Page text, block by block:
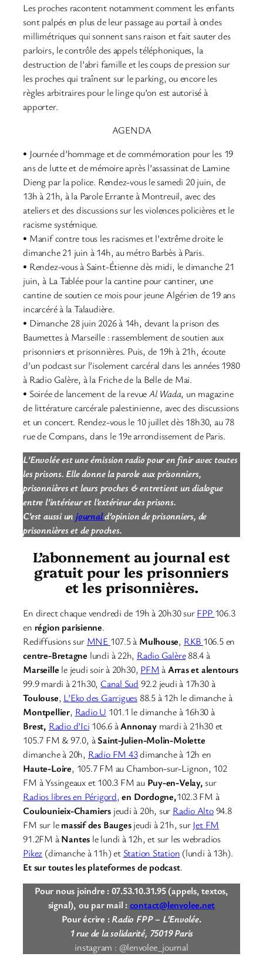
Les proches racontent notamment comment les enfants
sont palpés en plus de leur passage au portail à ondes
millimétriques qui sonnent sans raison et fait sauter des
parloirs, le contrôle des appels téléphoniques, la
destruction de l’abri famille et les coups de pression sur
les proches qui traînent sur le parking, ou encore les
règles arbitraires pour le linge qu’on est autorisé à
apporter.
AGENDA
• Journée d’hommage et de commémoration pour les 19
ans de lutte et de mémoire après l’assassinat de Lamine
Dieng par la police. Rendez-vous le samedi 20 juin, de
13h à 21h, à la Parole Errante à Montreuil, avec des
ateliers et des discussions sur les violences policières et le
racisme systémique.
• Manif contre tous les racismes et l’extrême droite le
dimanche 21 juin à 14h, au métro Barbès à Paris.
• Rendez-vous à Saint-Étienne dès midi, le dimanche 21
juin, à La Tablée pour la cantine pour cantiner, une
cantine de soutien ce mois pour jeune Algérien de 19 ans
incarcéré à la Talaudière.
• Dimanche 28 juin 2026 à 14h, devant la prison des
Baumettes à Marseille : rassemblement de soutien aux
prisonniers et prisonnières. Puis, de 19h à 21h, écoute
d’un podcast sur l’isolement carcéral dans les années 1980
à Radio Galère, à la Friche de la Belle de Mai.
• Soirée de lancement de la revueAl Wada, un magazine
de littérature carcérale palestinienne, avec des discussions
et un concert. Rendez-vous le 10 juillet dès 18h30, au 78
rue de Compans, dans le 19e arrondissement de Paris.
L’Envolée est une émission radio pour en finir avec toutes
les prisons. Elle donne la parole aux prisonniers,
prisonnières et leurs proches & entretient un dialogue
entre l’intérieur et l’extérieur des prisons.
C’est aussi unjournald’opinion de prisonniers, de
prisonnières et de proches.
L’abonnement au journal est
gratuit pour les prisonniers
et les prisonnières.
En direct chaque vendredi de 19h à 20h30 surFPP 106.3
en région parisienne.
Rediffusions sur MNE 107.5 à Mulhouse, RKB 106.5 en
centre-Bretagne lundi à 22h, Radio Galère88.4 à
Marseille le jeudi soir à 20h30, PFMàArras et alentours
99.9 mardi à 21h30, Canal Sud 92.2 jeudi à 17h30 à
Toulouse, L’Eko des Garrigues 88.5 à 12h le dimanche à
Montpellier, Radio U 101.1 le dimanche à 16h30 à
Brest, Radio d’Ici 106.6 àAnnonay mardi à 21h30 et
105.7 FM & 97.0, àSaint-Julien-Molin-Molette
dimanche à 20h, Radio FM 43dimanche à 12h en
Haute-Loire, 105.7 FM au Chambon-sur-Lignon, 102
FM à Yssingeaux et 100.3 FM au Puy-en-Velay,sur
Radios libres en Périgord, en Dordogne,102.3 FM à
Coulounieix-Chamiers jeudi à 20h, sur Radio Alto94.8
FM sur lemassif des Baugesjeudi à 21h, sur Jet FM
91.2FM àNantes le lundi à 12h, et sur les webradios
Pikez (dimanche à 11h) et Station Station (lundi à 13h).
Et sur toutes les plateformes de podcast.
Pour nous joindre : 07.53.10.31.95 (appels, textos,
signal), ou par mail :contact@lenvolee.net
Pour écrire :Radio FPP – L’Envolée.
1 rue de la solidarité, 75019 Paris
instagram : @lenvolee_journal